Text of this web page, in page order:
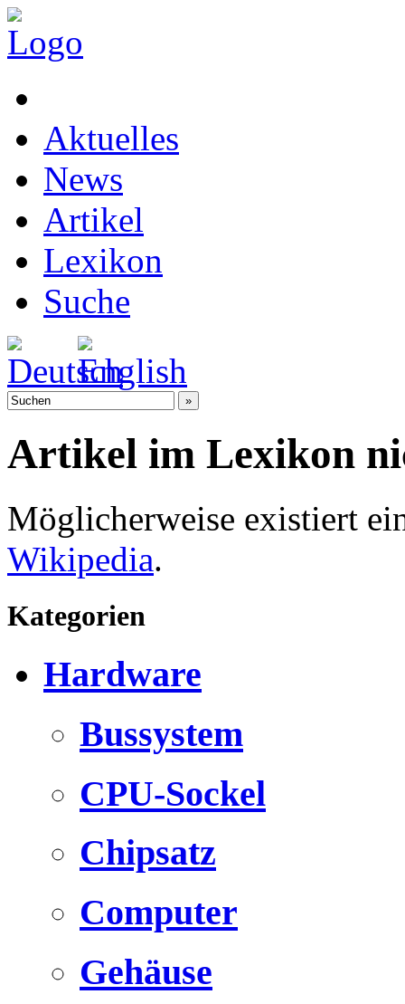
Aktuelles
News
Artikel
Lexikon
Suche
Artikel im Lexikon
Möglicherweise existiert
Wikipedia.
Kategorien
Hardware
Bussystem
CPU-Sockel
Chipsatz
Computer
Gehäuse